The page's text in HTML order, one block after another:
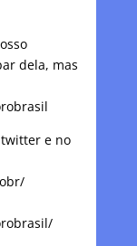
dela, mas
e no